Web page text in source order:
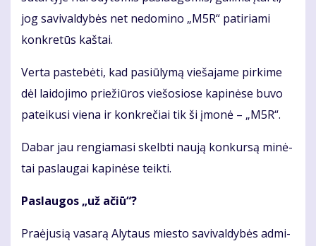
jog sa­vi­val­dy­bės net ne­do­mi­no „M5R“ pa­ti­ria­mi
kon­kre­tūs kaš­tai.
Ver­ta pa­ste­bė­ti, kad pa­siū­ly­mą vie­ša­ja­me pir­ki­me
dėl lai­do­ji­mo prie­žiū­ros vie­šo­sio­se ka­pi­nė­se bu­vo
pa­tei­ku­si vie­na ir kon­kre­čiai tik ši įmo­nė – „M5R“.
Da­bar jau ren­gia­ma­si skelb­ti nau­ją kon­kur­są mi­nė­
tai pa­slau­gai kapinėse teikti.
Pa­slau­gos „už ačiū“?
Pra­ėju­sią va­sa­rą Aly­taus mies­to sa­vi­val­dy­bės ad­mi­